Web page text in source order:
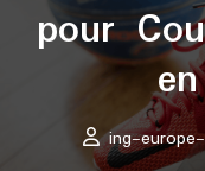
pour
ing-